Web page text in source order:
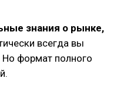
знания о рынке,
всегда вы
формат полного